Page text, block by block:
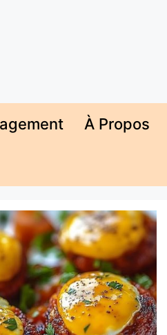
À Propos